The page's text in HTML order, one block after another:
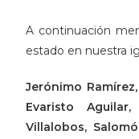
A continuación
estado en nuestra
Jerónimo
Evaristo
Villalobos,